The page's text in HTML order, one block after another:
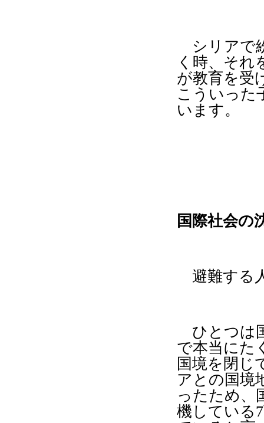
シリアで
く時、それ
が教育を受
こういった
います。
国際社会の
避難する
ひとつは
で本当にた
国境を閉じ
アとの国境
ったため、
機している7